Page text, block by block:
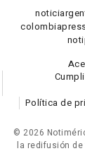
notici
colombia
noti
Política de
© 2026
la redifusión